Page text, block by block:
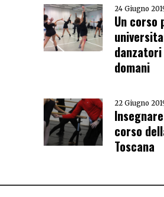
24 Giugno
Un corso
domani
22 Giugno
corso
Toscana